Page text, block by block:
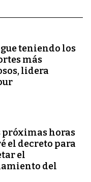
teniendo los
más
lidera
próximas horas
el decreto para
el
del